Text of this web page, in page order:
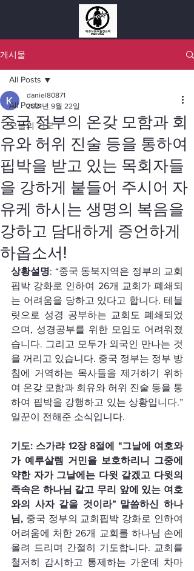
게시물
All Posts
오늘의 기도
All Posts
중국 정부의 온갖 모함과 회
유와 허위 진술 등을 통하여
핍박을 받고 있는 목회자들
을 강하게 붙들어 주시어 자
유케 하시는 생명의 복음을
강하고 담대하게 증언하게
하옵소서!
daniel80871
2021년 9월 22일
상황설명: “중국 동북지역은 정부의 교회
핍박 강화로 인하여 26개 교회가 폐쇄되
는 어려움을 당하고 있다고 합니다. 테블
릿으로 성경 공부하는 교회도 폐쇄되었
으며, 성경공부를 위한 모임도 어려워졌
습니다. 그리고 모두가 외국인 만나는 것
을 꺼리고 있습니다. 중국 정부는 정부 방
침에 거역하는 목사들을 제거하기 위하
여 온갖 모함과 회유와 허위 진술 등을 통
하여 핍박을 강행하고 있는 상황입니다.”
일꾼이 전해준 소식입니다.
기도: 스가랴 12장 8절에 “그날에 여호와
가 예루살렘 거민을 보호하리니 그중에
약한 자가 그날에는 다윗 같겠고 다윗의
족속은 하나님 같고 무리 앞에 있는 여호
와의 사자 같을 것이라” 말씀하신 하나
님, 중국 정부의 교회핍박 강화로 인하여
어려움에 처한 26개 교회를 하나님 손에
올려 드리며 간절히 기도합니다. 교회를
철저히 감시하고 통제하는 가운데 차마